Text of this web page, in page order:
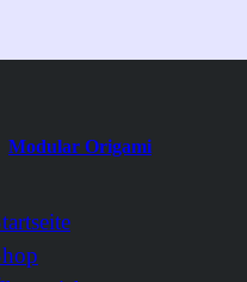
Modular Origami